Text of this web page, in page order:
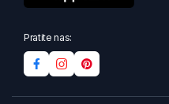
Pratite nas: